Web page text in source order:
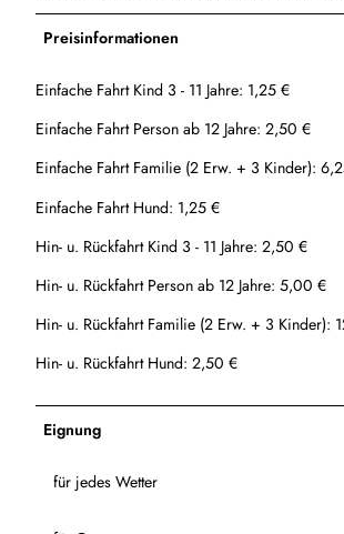
Preisinformationen
Einfache Fahrt Kind 3 - 11 Jahre: 1,25 €
Einfache Fahrt Person ab 12 Jahre: 2,50 €
Einfache Fahrt Familie (2 Erw. + 3 Kinder):
Einfache Fahrt Hund: 1,25 €
Hin- u. Rückfahrt Kind 3 - 11 Jahre: 2,50 €
Hin- u. Rückfahrt Person ab 12 Jahre: 5,00 €
Hin- u. Rückfahrt Familie (2 Erw. + 3 Kinder):
Hin- u. Rückfahrt Hund: 2,50 €
Eignung
für jedes Wetter